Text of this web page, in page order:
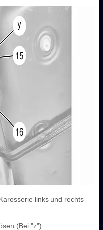
links und rechts
(Bei "z").